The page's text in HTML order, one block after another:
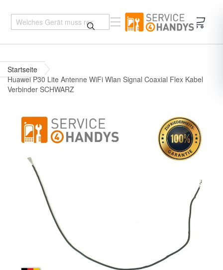
Startseite
Huawei P30 Lite Antenne WiFi Wlan Signal Coaxial Flex Kabel
Verbinder SCHWARZ